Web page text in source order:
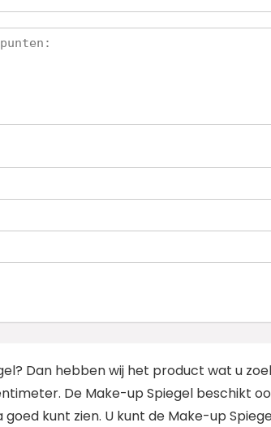
Dan hebben wij het product wat u
De Make-up Spiegel beschikt
kunt zien. U kunt de Make-up